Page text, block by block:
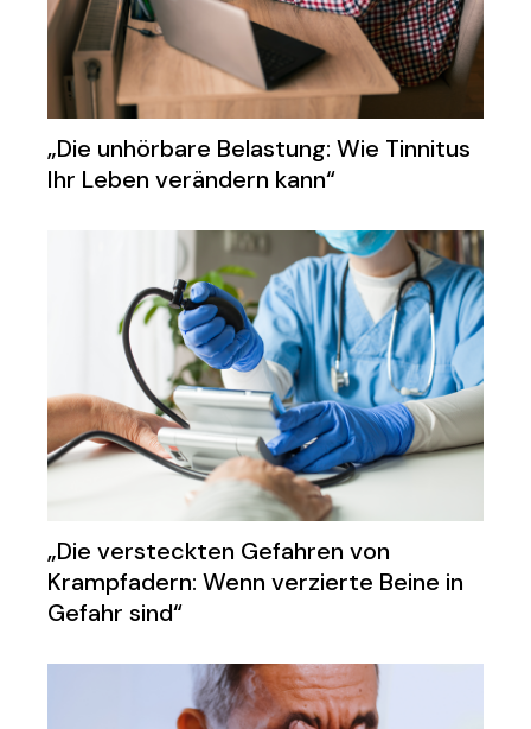
„Die unhörbare Belastung: Wie Tinnitus
Ihr Leben verändern kann“
„Die versteckten Gefahren von
Krampfadern: Wenn verzierte Beine in
Gefahr sind“